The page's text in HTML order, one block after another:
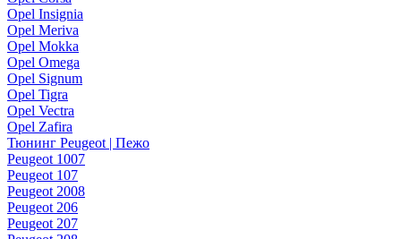
Opel Insignia
Opel Meriva
Opel Mokka
Opel Omega
Opel Signum
Opel Tigra
Opel Vectra
Opel Zafira
Тюнинг Peugeot | Пежо
Peugeot 1007
Peugeot 107
Peugeot 2008
Peugeot 206
Peugeot 207